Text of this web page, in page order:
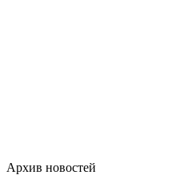
Архив новостей